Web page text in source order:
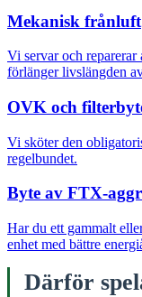
Mekanisk frånluft
Vi servar och
förlänger livslängden
OVK och
Vi sköter den
regelbundet.
Byte av FTX-
Har du ett gammalt
enhet med bättre
Därför